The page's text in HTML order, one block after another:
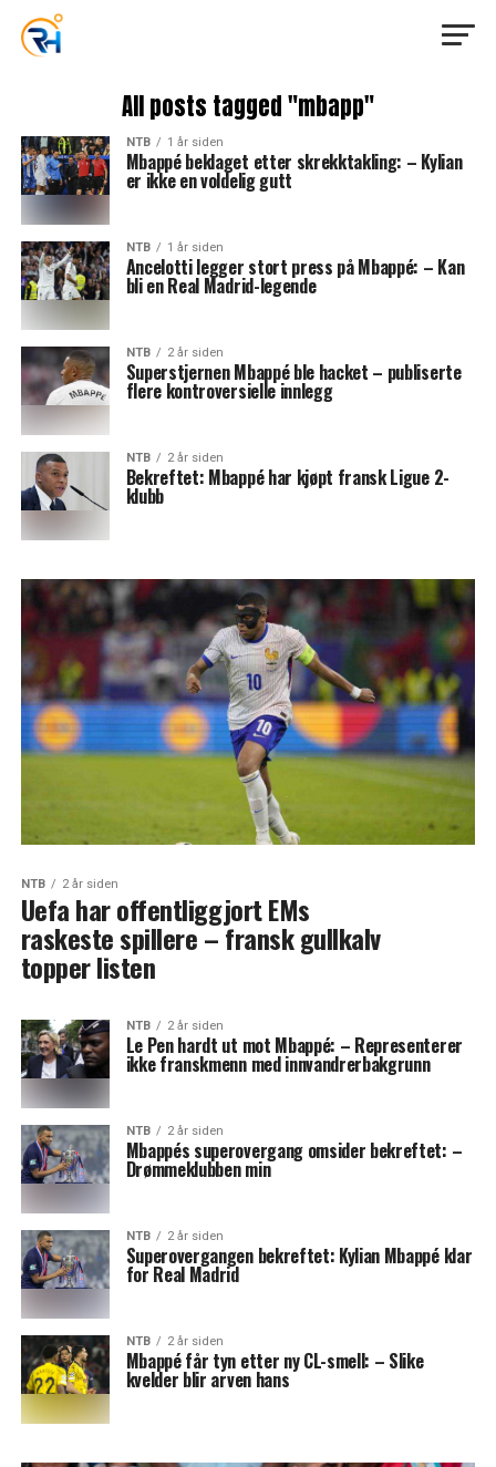
All posts tagged "mbapp"
NTB 1 år siden
Mbappé beklaget etter skrekktakling: – Kylian
er ikke en voldelig gutt
NTB 1 år siden
Ancelotti legger stort press på Mbappé: – Kan
bli en Real Madrid-legende
NTB 2 år siden
Superstjernen Mbappé ble hacket – publiserte
flere kontroversielle innlegg
NTB 2 år siden
Bekreftet: Mbappé har kjøpt fransk Ligue 2-
klubb
NTB 2 år siden
Uefa har offentliggjort EMs
raskeste spillere – fransk gullkalv
topper listen
NTB 2 år siden
Le Pen hardt ut mot Mbappé: – Representerer
ikke franskmenn med innvandrerbakgrunn
NTB 2 år siden
Mbappés superovergang omsider bekreftet: –
Drømmeklubben min
NTB 2 år siden
Superovergangen bekreftet: Kylian Mbappé klar
for Real Madrid
NTB 2 år siden
Mbappé får tyn etter ny CL-smell: – Slike
kvelder blir arven hans